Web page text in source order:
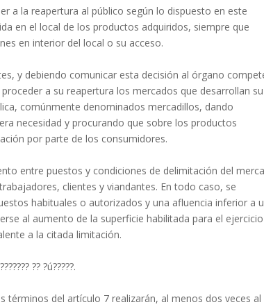
a la reapertura al público según lo dispuesto en este
en el local de los productos adquiridos, siempre que
en interior del local o su acceso.
y debiendo comunicar esta decisión al órgano
a su reapertura los mercados que desarrollan su
comúnmente denominados mercadillos, dando
necesidad y procurando que sobre los productos
por parte de los consumidores.
entre puestos y condiciones de delimitación del
clientes y viandantes. En todo caso, se
habituales o autorizados y una afluencia inferior a
al aumento de la superficie habilitada para el
a la citada limitación.
?? ?ú?????.
términos del artículo 7 realizarán, al menos dos veces al